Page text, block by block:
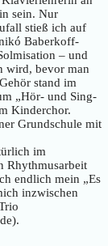
sein. Nur
stieß ich auf
Baberkoff-
– und
wird, bevor man
stand im
„Hör- und Sing-
Kinderchor.
Grundschule mit
im
Rhythmusarbeit
endlich mein „Es
inzwischen